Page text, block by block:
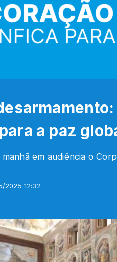
a paz
em audiência o
2025 12:32